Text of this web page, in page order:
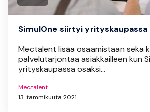
SimulOne siirtyi
Mectalent lisää osaamistaan sekä
palvelutarjontaa asiakkailleen kun
yrityskaupassa osaksi...
Mectalent
13. tammikuuta 2021